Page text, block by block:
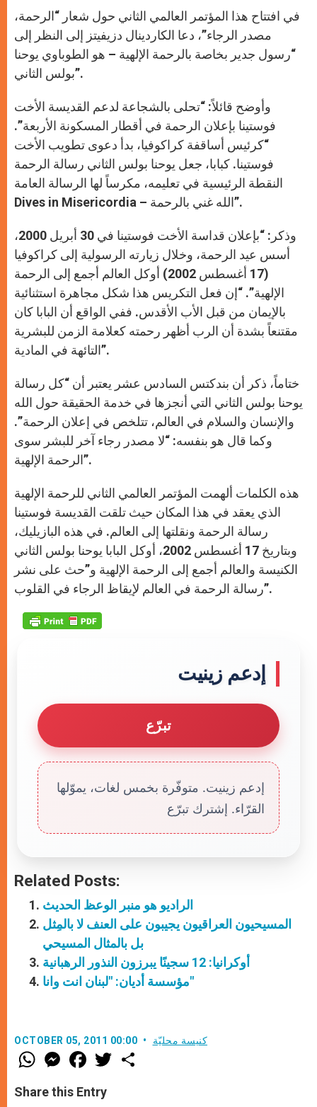
في افتتاح هذا المؤتمر العالمي الثاني حول شعار “الرحمة،
مصدر الرجاء”، دعا الكاردينال دزيفيتز إلى النظر إلى
“رسول جدير بخاصة بالرحمة الإلهية – هو الطوباوي يوحنا
بولس الثاني”.
وأوضح قائلاً: “تحلى بالشجاعة لدعم القديسة الأخت
فوستينا بإعلان الرحمة في أقطار المسكونة الأربعة”.
“كرئيس أساقفة كراكوفيا، بدأ دعوى تطويب الأخت
فوستينا. كبابا، جعل يوحنا بولس الثاني رسالة الرحمة
النقطة الرئيسية في تعليمه، مكرساً لها الرسالة العامة
Dives in Misericordia – الله غني بالرحمة”.
وذكر: “بإعلان قداسة الأخت فوستينا في 30 أبريل 2000،
أسس عيد الرحمة، وخلال زيارته الرسولية إلى كراكوفيا
(17 أغسطس 2002) أوكل العالم أجمع إلى الرحمة
الإلهية”. “إن فعل التكريس هذا شكل مجاهرة استثنائية
بالإيمان من قبل الأب الأقدس. ففي الواقع أن البابا كان
مقتنعاً بشدة أن الرب أظهر رحمته كعلامة الزمن للبشرية
التائهة في المادية”.
ختاماً، ذكر أن بندكتس السادس عشر يعتبر أن “كل رسالة
يوحنا بولس الثاني التي أنجزها في خدمة الحقيقة حول الله
والإنسان والسلام في العالم، تتلخص في إعلان الرحمة”.
وكما قال هو بنفسه: “لا مصدر رجاء آخر للبشر سوى
الرحمة الإلهية”.
هذه الكلمات ألهمت المؤتمر العالمي الثاني للرحمة الإلهية
الذي يعقد في هذا المكان حيث تلقت القديسة فوستينا
رسالة الرحمة ونقلتها إلى العالم. في هذه البازيليك،
وبتاريخ 17 أغسطس 2002، أوكل البابا يوحنا بولس الثاني
الكنيسة والعالم أجمع إلى الرحمة الإلهية و”حث على نشر
رسالة الرحمة في العالم لإيقاظ الرجاء في القلوب”.
إدعم زينيت
تبرّع
إدعم زينيت. متوفّرة بخمس لغات، يموّلها
القرّاء. إشترك تبرّع
Related Posts:
الراديو هو منبر الوعظ الحديث
المسيحيون العراقيون يجيبون على العنف لا بالمِثل
بل بالمثال المسيحي
أوكرانيا: 12 سجينًا يبرزون النذور الرهبانية
مؤسسة أديان: "لبنان انت وانا"
OCTOBER 05, 2011 00:00 كنيسة محليّة
W
h
t
s
M
e
s
e
F
a
e
b
w
Share this Entry